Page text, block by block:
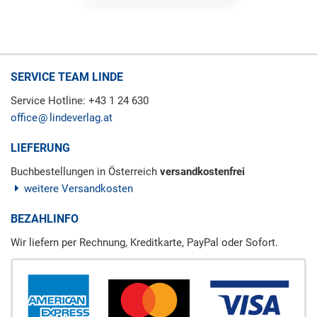
SERVICE TEAM LINDE
Service Hotline: +43 1 24 630
office
lindeverlag.at
LIEFERUNG
Buchbestellungen in Österreich versandkostenfrei
weitere Versandkosten
BEZAHLINFO
Wir liefern per Rechnung, Kreditkarte, PayPal oder Sofort.